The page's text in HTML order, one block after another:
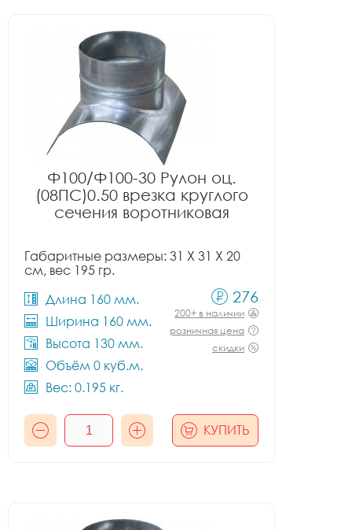
Ф100/Ф100-30 Рулон оц.
(08ПС)0.50 врезка круглого
сечения воротниковая
Габаритные размеры: 31 X 31 X 20
см, вес 195 гр.
Длина 160 мм.
Ширина 160 мм.
Высота 130 мм.
Объём 0 куб.м.
Вес: 0.195 кг.
276
200+ в наличии
розничная цена
скидки
КУПИТЬ